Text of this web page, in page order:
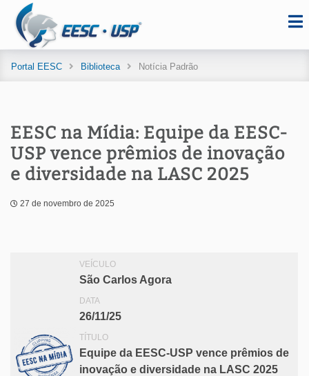
Portal EESC Biblioteca Notícia Padrão
EESC na Mídia: Equipe da EESC-
USP vence prêmios de inovação
e diversidade na LASC 2025
27 de novembro de 2025
VEÍCULO
São Carlos Agora
DATA
26/11/25
TÍTULO
Equipe da EESC-USP vence prêmios de
inovação e diversidade na LASC 2025